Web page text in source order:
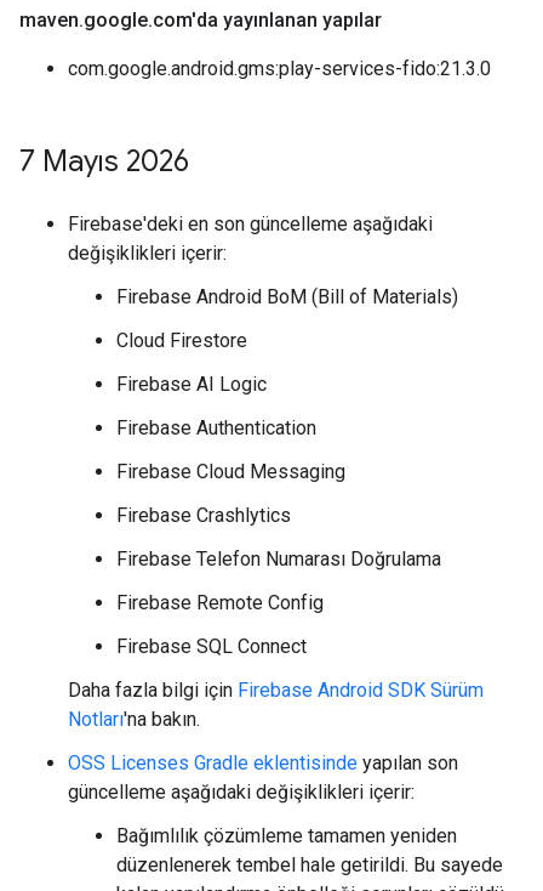
maven.google.com'da yayınlanan yapılar
com.google.android.gms:play-services-fido:21.3.0
7 Mayıs 2026
Firebase'deki en son güncelleme aşağıdaki
değişiklikleri içerir:
Firebase Android BoM (Bill of Materials)
Cloud Firestore
Firebase AI Logic
Firebase Authentication
Firebase Cloud Messaging
Firebase Crashlytics
Firebase Telefon Numarası Doğrulama
Firebase Remote Config
Firebase SQL Connect
Daha fazla bilgi için Firebase Android SDK Sürüm
Notları'na bakın.
OSS Licenses Gradle eklentisinde yapılan son
güncelleme aşağıdaki değişiklikleri içerir:
Bağımlılık çözümleme tamamen yeniden
düzenlenerek tembel hale getirildi. Bu sayede